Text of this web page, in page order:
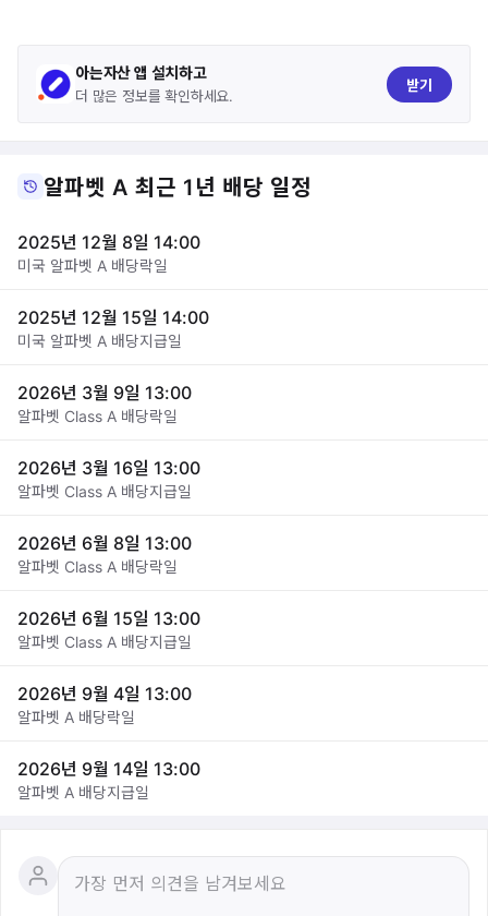
아는자산 앱 설치하고
더 많은 정보를 확인하세요.
받기
알파벳 A 최근 1년 배당 일정
2025년 12월 8일 14:00
미국 알파벳 A 배당락일
2025년 12월 15일 14:00
미국 알파벳 A 배당지급일
2026년 3월 9일 13:00
알파벳 Class A 배당락일
2026년 3월 16일 13:00
알파벳 Class A 배당지급일
2026년 6월 8일 13:00
알파벳 Class A 배당락일
2026년 6월 15일 13:00
알파벳 Class A 배당지급일
2026년 9월 4일 13:00
알파벳 A 배당락일
2026년 9월 14일 13:00
알파벳 A 배당지급일